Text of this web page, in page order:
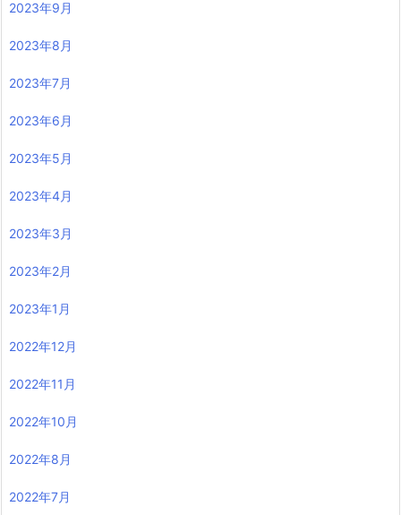
2023年9月
2023年8月
2023年7月
2023年6月
2023年5月
2023年4月
2023年3月
2023年2月
2023年1月
2022年12月
2022年11月
2022年10月
2022年8月
2022年7月